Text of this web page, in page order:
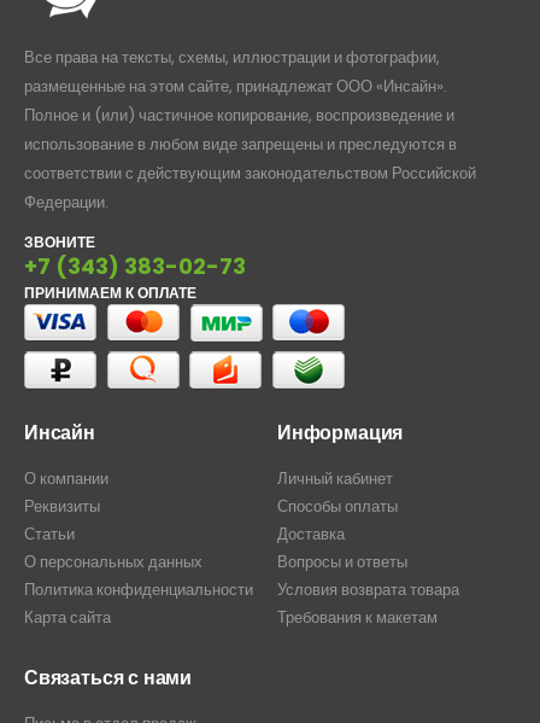
Все права на тексты, схемы, иллюстрации и фотографии,
размещенные на этом сайте, принадлежат ООО «Инсайн».
Полное и (или) частичное копирование, воспроизведение и
использование в любом виде запрещены и преследуются в
соответствии с действующим законодательством Российской
Федерации.
ЗВОНИТЕ
+7 (343) 383-02-73
ПРИНИМАЕМ К ОПЛАТЕ
Инсайн
О компании
Реквизиты
Статьи
О персональных данных
Политика конфиденциальности
Карта сайта
Информация
Личный кабинет
Способы оплаты
Доставка
Вопросы и ответы
Условия возврата товара
Требования к макетам
Связаться с нами